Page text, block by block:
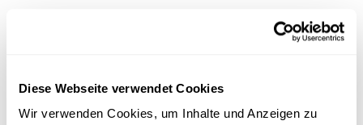
Diese Webseite verwendet Cookies
Wir verwenden Cookies, um Inhalte und Anzeigen zu
Netzwerken abgelehnt haben. Um sie zu
sehen, ändern Sie bitte Ihre Einstellungen.